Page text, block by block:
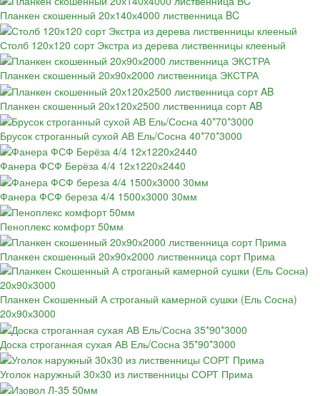
Планкен скошенный 20х140х4000 лиственница BC
Столб 120х120 сорт Экстра из дерева лиственницы клееный
Планкен скошенный 20х90х2000 лиственница ЭКСТРА
Планкен скошенный 20х120х2500 лиственница сорт AB
Брусок строганный сухой АВ Ель/Сосна 40*70*3000
Фанера ФСФ Берёза 4/4 12х1220х2440
Фанера ФСФ береза 4/4 1500х3000 30мм
Пеноплекс комфорт 50мм
Планкен скошенный 20х90х2000 лиственница сорт Прима
Планкен Скошенный А строганый камерной сушки (Ель Сосна)
20х90х3000
Доска строганная сухая АВ Ель/Сосна 35*90*3000
Уголок наружный 30х30 из лиственницы СОРТ Прима